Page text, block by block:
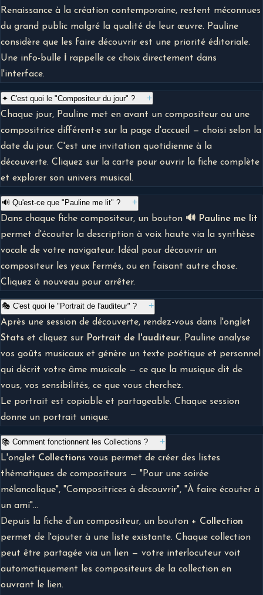
Renaissance à la création contemporaine, restent méconnues
du grand public malgré la qualité de leur œuvre. Pauline
considère que les faire découvrir est une priorité éditoriale.
Une info-bulle ℹ rappelle ce choix directement dans
l'interface.
✦ C'est quoi le "Compositeur du jour" ? +
Chaque jour, Pauline met en avant un compositeur ou une
compositrice différent·e sur la page d'accueil — choisi selon la
date du jour. C'est une invitation quotidienne à la
découverte. Cliquez sur la carte pour ouvrir la fiche complète
et explorer son univers musical.
🔊 Qu'est-ce que "Pauline me lit" ? +
Dans chaque fiche compositeur, un bouton 🔊 Pauline me lit
permet d'écouter la description à voix haute via la synthèse
vocale de votre navigateur. Idéal pour découvrir un
compositeur les yeux fermés, ou en faisant autre chose.
Cliquez à nouveau pour arrêter.
🎭 C'est quoi le "Portrait de l'auditeur" ? +
Après une session de découverte, rendez-vous dans l'onglet
Stats et cliquez sur Portrait de l'auditeur. Pauline analyse
vos goûts musicaux et génère un texte poétique et personnel
qui décrit votre âme musicale — ce que la musique dit de
vous, vos sensibilités, ce que vous cherchez.
Le portrait est copiable et partageable. Chaque session
donne un portrait unique.
📚 Comment fonctionnent les Collections ? +
L'onglet Collections vous permet de créer des listes
thématiques de compositeurs — "Pour une soirée
mélancolique", "Compositrices à découvrir", "À faire écouter à
un ami"...
Depuis la fiche d'un compositeur, un bouton + Collection
permet de l'ajouter à une liste existante. Chaque collection
peut être partagée via un lien — votre interlocuteur voit
automatiquement les compositeurs de la collection en
ouvrant le lien.